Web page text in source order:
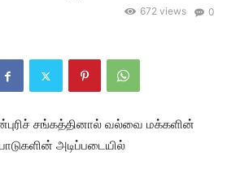
0
672 views
சங்கத்தினால் வல்வை மக்களின்
அடிப்படையில்